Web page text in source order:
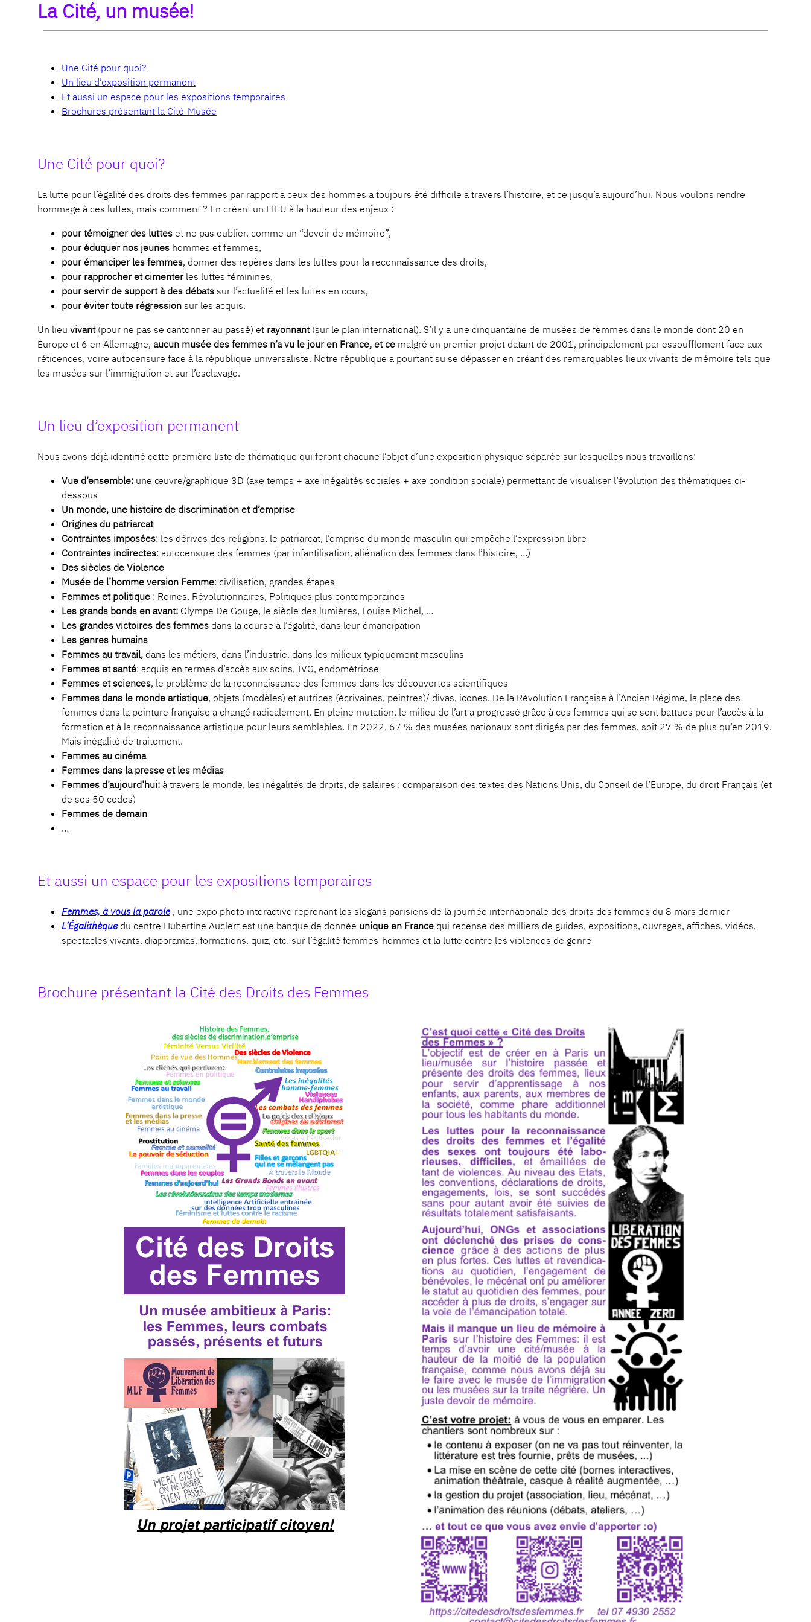
La Cité, un musée!
Une Cité pour quoi?
Un lieu d’exposition permanent
Et aussi un espace pour les expositions temporaires
Brochures présentant la Cité-Musée
Une Cité pour quoi?
La lutte pour l’égalité des droits des femmes par rapport à ceux des hommes a toujours été difficile à travers l’histoire, et ce jusqu’à aujourd’hui. Nous voulons rendre
hommage à ces luttes, mais comment ? En créant un LIEU à la hauteur des enjeux :
pour témoigner des lutteset ne pas oublier, comme un “devoir de mémoire”,
pour éduquer nos jeuneshommes et femmes,
pour émanciper les femmes, donner des repères dans les luttes pour la reconnaissance des droits,
pour rapprocher et cimenter les luttes féminines,
pour servir de support à des débatssur l’actualité et les luttes en cours,
pour éviter toute régressionsur les acquis.
Un lieu vivant (pour ne pas se cantonner au passé) et rayonnant (sur le plan international). S’il y a une cinquantaine de musées de femmes dans le monde dont 20 en
Europe et 6 en Allemagne, aucun musée des femmes n’a vu le jour en France, et ce malgré un premier projet datant de 2001, principalement par essoufflement face aux
réticences, voire autocensure face à la république universaliste. Notre république a pourtant su se dépasser en créant des remarquables lieux vivants de mémoire tels que
les musées sur l’immigration et sur l’esclavage.
Un lieu d’exposition permanent
Nous avons déjà identifié cette première liste de thématique qui feront chacune l’objet d’une exposition physique séparée sur lesquelles nous travaillons:
Vue d’ensemble: une œuvre/graphique 3D (axe temps + axe inégalités sociales + axe condition sociale) permettant de visualiser l’évolution des thématiques ci-
dessous
Un monde, une histoire de discrimination et d’emprise
Origines du patriarcat
Contraintes imposées: les dérives des religions, le patriarcat, l’emprise du monde masculin qui empêche l’expression libre
Contraintes indirectes: autocensure des femmes (par infantilisation, aliénation des femmes dans l’histoire, …)
Des siècles de Violence
Musée de l’homme version Femme: civilisation, grandes étapes
Femmes et politique: Reines, Révolutionnaires, Politiques plus contemporaines
Les grands bonds en avant:Olympe De Gouge, le siècle des lumières, Louise Michel, …
Les grandes victoires des femmesdans la course à l’égalité, dans leur émancipation
Les genres humains
Femmes au travail,dans les métiers, dans l’industrie, dans les milieux typiquement masculins
Femmes et santé: acquis en termes d’accès aux soins, IVG, endométriose
Femmes et sciences, le problème de la reconnaissance des femmes dans les découvertes scientifiques
Femmes dans le monde artistique, objets (modèles) et autrices (écrivaines, peintres)/ divas, icones. De la Révolution Française à l’Ancien Régime, la place des
femmes dans la peinture française a changé radicalement. En pleine mutation, le milieu de l’art a progressé grâce à ces femmes qui se sont battues pour l’accès à la
formation et à la reconnaissance artistique pour leurs semblables. En 2022, 67 % des musées nationaux sont dirigés par des femmes, soit 27 % de plus qu’en 2019.
Mais inégalité de traitement.
Femmes au cinéma
Femmes dans la presse et les médias
Femmes d’aujourd’hui:à travers le monde, les inégalités de droits, de salaires ; comparaison des textes des Nations Unis, du Conseil de l’Europe, du droit Français (et
de ses 50 codes)
Femmes de demain
…
Et aussi un espace pour les expositions temporaires
Femmes, à vous la parole, une expo photo interactive reprenant les slogans parisiens de la journée internationale des droits des femmes du 8 mars dernier
L’Égalithèque du centre Hubertine Auclert est une banque de donnée unique en Francequi recense des milliers de guides, expositions, ouvrages, affiches, vidéos,
spectacles vivants, diaporamas, formations, quiz, etc. sur l’égalité femmes-hommes et la lutte contre les violences de genre
Brochure présentant la Cité des Droits des Femmes